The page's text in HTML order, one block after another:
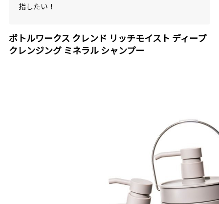
指したい！
ボトルワークス クレンド リッチモイスト ディープ
クレンジング ミネラル シャンプー